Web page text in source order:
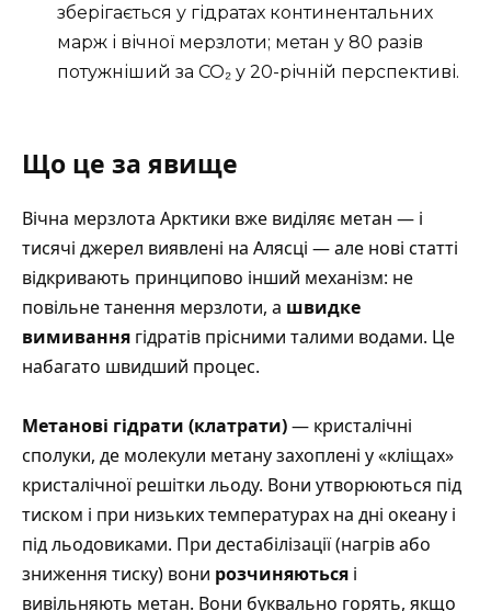
зберігається у гідратах континентальних
марж і вічної мерзлоти; метан у 80 разів
потужніший за CO₂ у 20-річній перспективі.
Що це за явище
Вічна мерзлота Арктики вже виділяє метан — і
тисячі джерел виявлені на Алясці — але нові статті
відкривають принципово інший механізм: не
повільне танення мерзлоти, а швидке
вимивання гідратів прісними талими водами. Це
набагато швидший процес.
Метанові гідрати (клатрати)— кристалічні
сполуки, де молекули метану захоплені у «кліщах»
кристалічної решітки льоду. Вони утворюються під
тиском і при низьких температурах на дні океану і
під льодовиками. При дестабілізації (нагрів або
зниження тиску) вони розчиняються і
вивільняють метан. Вони буквально горять, якщо